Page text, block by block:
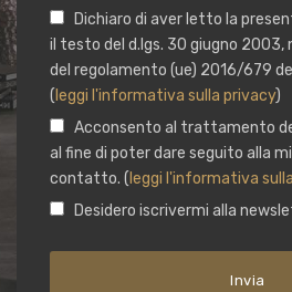
Dichiaro di aver letto la
il testo del d.lgs. 30 giugno 2003,
del regolamento (ue) 2016/679
( leggi l'informativa sulla privacy)
Acconsento al trattamento
al fine di poter dare seguito alla
contatto. ( leggi l'informativa
Desidero iscrivermi alla